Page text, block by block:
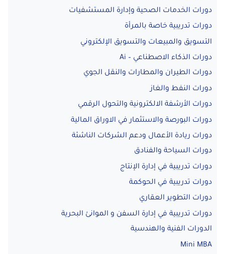
دورات الخدمات الصحية وإدارة المستشفيات
دورات تدريبية خاصة بالمرأة
التسويق والمبيعات والتسويق الإلكتروني
دورات الذكاء الاصطناعي – Ai
دورات الطيران والمطارات والنقل الجوي
دورات النفط والغاز
دورات الأرشفة الالكترونية والتحول الرقمي
دورات البورصة والاستثمار في الاوراق المالية
دورات ريادة الأعمال ودعم الشركات الناشئة
دورات السياحة والفنادق
دورات تدريبية في إدارة الإنتاج
دورات تدريبية في الحوكمة
دورات التطوير العقاري
دورات تدريبية في إدارة السفن و الموانئ البحرية
الدورات الفنية والهندسية
Mini MBA